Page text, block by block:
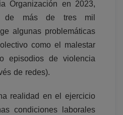
Organización en 2023,
de más de tres mil
algunas problemáticas
como el malestar
episodios de violencia
de redes).
realidad en el ejercicio
condiciones laborales